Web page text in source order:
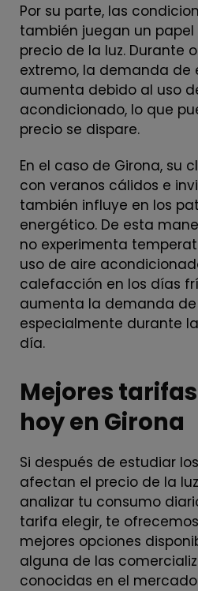
Por su parte, las
también juegan un
precio de la luz. Durante
extremo, la demanda de
aumenta debido al uso
acondicionado, lo que
precio se dispare.
En el caso de Girona, su
con veranos cálidos e
también influye en los
energético. De esta
no experimenta
uso de aire
calefacción en los días
aumenta la demanda
especialmente durante
día.
Mejores
hoy en Girona
Si después de estudiar
afectan el precio de la
analizar tu consumo
tarifa elegir, te
mejores opciones
alguna de las
conocidas en el